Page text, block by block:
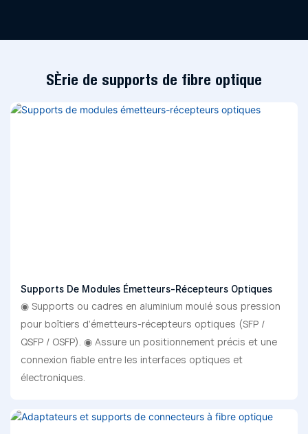
Série de supports de fibre optique
Supports De Modules Émetteurs-Récepteurs Optiques
◉ Supports ou cadres en aluminium moulé sous pression
pour boîtiers d'émetteurs-récepteurs optiques (SFP /
QSFP / OSFP). ◉ Assure un positionnement précis et une
connexion fiable entre les interfaces optiques et
électroniques.